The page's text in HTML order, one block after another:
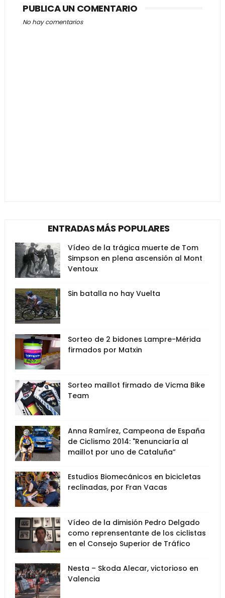
PUBLICA UN COMENTARIO
No hay comentarios
ENTRADAS MÁS POPULARES
Vídeo de la trágica muerte de Tom
Simpson en plena ascensión al Mont
Ventoux
Sin batalla no hay Vuelta
Sorteo de 2 bidones Lampre-Mérida
firmados por Matxin
Sorteo maillot firmado de Vicma Bike
Team
Anna Ramírez, Campeona de España
de Ciclismo 2014: "Renunciaría al
maillot por uno de Cataluña”
Estudios Biomecánicos en bicicletas
reclinadas, por Fran Vacas
Vídeo de la dimisión Pedro Delgado
como reprensentante de los ciclistas
en el Consejo Superior de Tráfico
Nesta – Skoda Alecar, victorioso en
Valencia